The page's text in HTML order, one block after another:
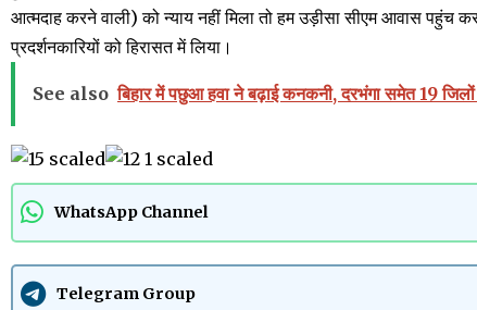
आत्मदाह करने वाली) को न्याय नहीं मिला तो हम उड़ीसा सीएम आवास
प्रदर्शनकारियों को हिरासत में लिया।
See also बिहार में पछुआ हवा ने बढ़ाई कनकनी, दरभंगा समेत 19
WhatsApp Channel
Telegram Group